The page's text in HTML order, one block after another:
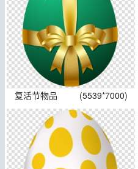
复活节物品 (5539*7000)